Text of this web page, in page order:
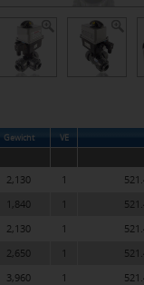
Gewicht VE
2,130 1
1,840 1
2,130 1
2,650 1
3,960 1